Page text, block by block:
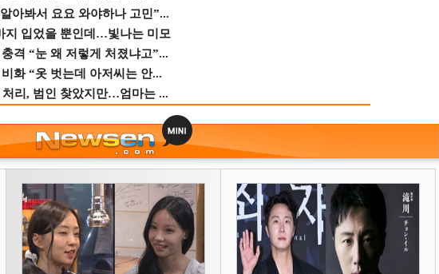
아봐서 요요 와야하나 고민”...
지 입었을 뿐인데…빛나는 미모
격 “눈 왜 저렇게 처졌냐고”...
화 “옷 벗는데 아저씨는 안...
리, 범인 찾았지만…엄마는 ...